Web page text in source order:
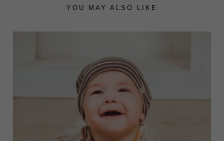
YOU MAY ALSO LIKE